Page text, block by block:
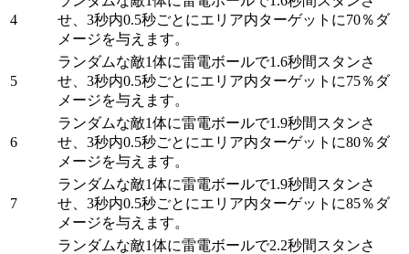
4
せ、3秒内0.5秒ごとにエリア内ターゲットに70％ダ
メージを与えます。
5
ランダムな敵1体に雷電ボールで1.6秒間スタンさ
せ、3秒内0.5秒ごとにエリア内ターゲットに75％ダ
メージを与えます。
6
ランダムな敵1体に雷電ボールで1.9秒間スタンさ
せ、3秒内0.5秒ごとにエリア内ターゲットに80％ダ
メージを与えます。
7
ランダムな敵1体に雷電ボールで1.9秒間スタンさ
せ、3秒内0.5秒ごとにエリア内ターゲットに85％ダ
メージを与えます。
ランダムな敵1体に雷電ボールで2.2秒間スタンさ